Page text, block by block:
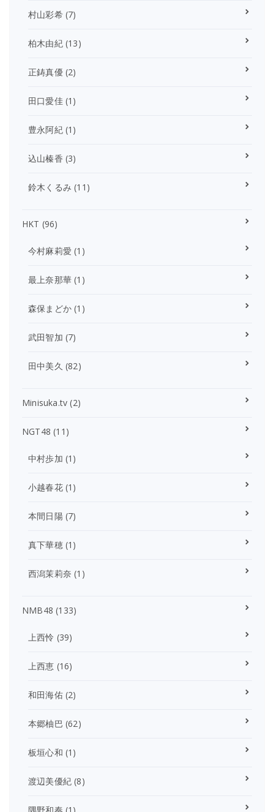
村山彩希(7)
柏木由紀(13)
正鋳真優(2)
田口愛佳(1)
豊永阿紀(1)
込山榛香 (3)
鈴木くるみ (11)
HKT (96)
今村麻莉愛 (1)
最上奈那華 (1)
森保まどか (1)
武田智加 (7)
田中美久 (82)
Minisuka.tv (2)
NGT48 (11)
中村歩加 (1)
小越春花(1)
本間日陽(7)
真下華穂(1)
西潟茉莉奈 (1)
NMB48 (133)
上西怜 (39)
上西恵 (16)
和田海佑(2)
本郷柚巴 (62)
板垣心和 (1)
渡辺美優紀 (8)
隅野和奏 (1)